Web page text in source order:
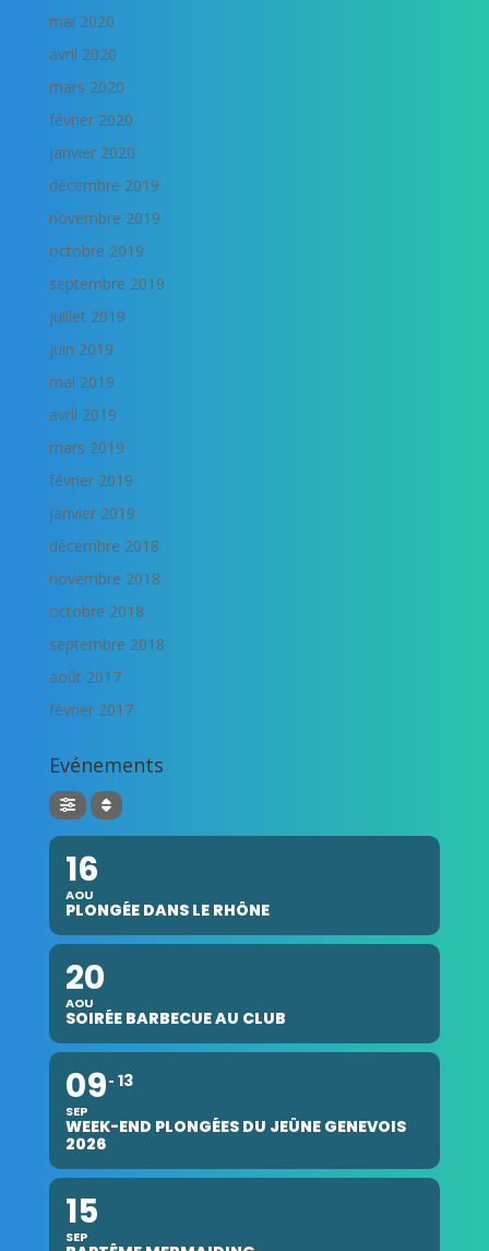
mai 2020
avril 2020
mars 2020
février 2020
janvier 2020
décembre 2019
novembre 2019
octobre 2019
septembre 2019
juillet 2019
juin 2019
mai 2019
avril 2019
mars 2019
février 2019
janvier 2019
décembre 2018
novembre 2018
octobre 2018
septembre 2018
août 2017
février 2017
Evénements
16
AOU
PLONGÉE DANS LE RHÔNE
20
AOU
SOIRÉE BARBECUE AU CLUB
09
SEP
13
WEEK-END PLONGÉES DU JEÛNE GENEVOIS
2026
15
SEP